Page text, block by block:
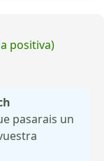
positiva)
pasarais un